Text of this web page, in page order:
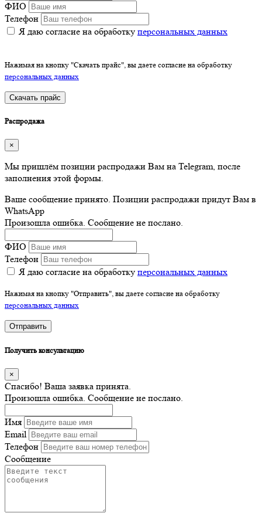
ФИО
Телефон
Я даю согласие на обработку персональных данных
Нажимая на кнопку "Скачать прайс", вы даете согласие на обработку
персональных данных
Скачать прайс
Распродажа
×
Мы пришлём позиции распродажи Вам на Telegram, после
заполнения этой формы.
Ваше сообщение принято. Позиции распродажи придут Вам в
WhatsApp
Произошла ошибка. Сообщение не послано.
ФИО
Телефон
Я даю согласие на обработку персональных данных
Нажимая на кнопку "Отправить", вы даете согласие на обработку
персональных данных
Отправить
Получить консультацию
×
Спасибо! Ваша заявка принята.
Произошла ошибка. Сообщение не послано.
Имя
Email
Телефон
Сообщение